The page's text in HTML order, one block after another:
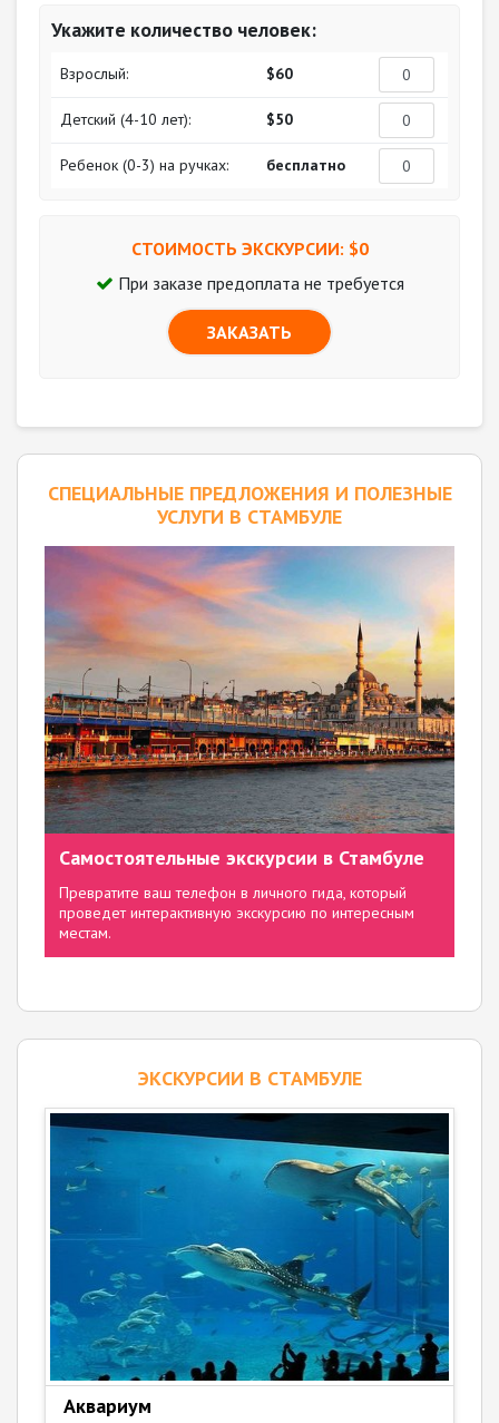
Укажите количество человек:
Взрослый: $60
Детский (4-10 лет): $50
Ребенок (0-3) на ручках: бесплатно
СТОИМОСТЬ ЭКСКУРСИИ: $0
При заказе предоплата не требуется
ЗАКАЗАТЬ
CПЕЦИАЛЬНЫЕ ПРЕДЛОЖЕНИЯ И ПОЛЕЗНЫЕ
УСЛУГИ В СТАМБУЛЕ
Самостоятельные экскурсии в Стамбуле
Превратите ваш телефон в личного гида, который
проведет интерактивную экскурсию по интересным
местам.
ЭКСКУРСИИ В СТАМБУЛЕ
Аквариум